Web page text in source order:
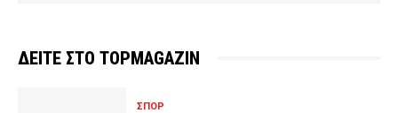
ΔΕΙΤΕ ΣΤΟ TOPMAGAZIN
ΣΠΟΡ